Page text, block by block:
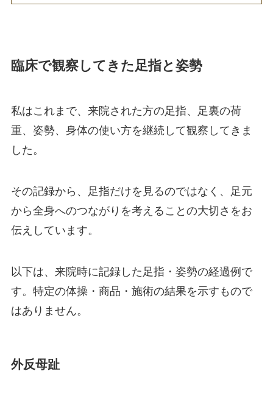
臨床で観察してきた足指と姿勢
私はこれまで、来院された方の足指、足裏の荷
重、姿勢、身体の使い方を継続して観察してきま
した。
その記録から、足指だけを見るのではなく、足元
から全身へのつながりを考えることの大切さをお
伝えしています。
以下は、来院時に記録した足指・姿勢の経過例で
す。特定の体操・商品・施術の結果を示すもので
はありません。
外反母趾